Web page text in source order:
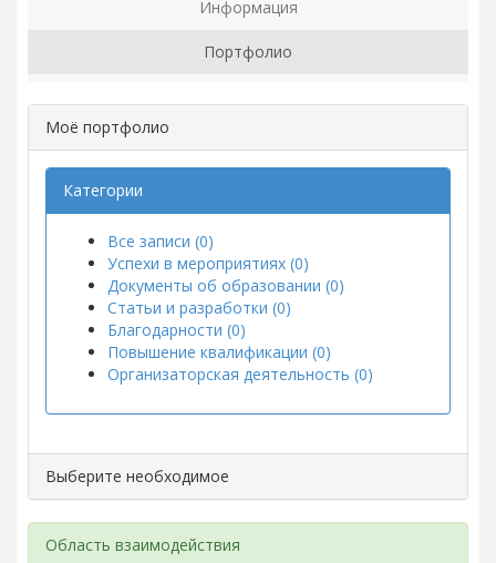
Информация
Портфолио
Моё портфолио
Категории
Все записи (0)
Успехи в мероприятиях (0)
Документы об образовании (0)
Статьи и разработки (0)
Благодарности (0)
Повышение квалификации (0)
Организаторская деятельность (0)
Выберите необходимое
Область взаимодействия